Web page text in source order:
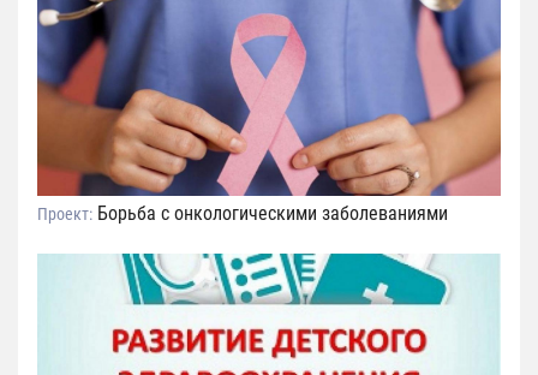
Проект: Борьба с онкологическими заболеваниями